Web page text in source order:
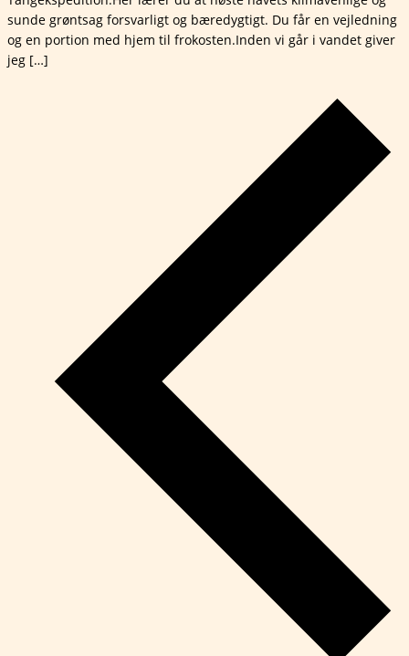
sunde grøntsag forsvarligt og bæredygtigt. Du får en vejledning
og en portion med hjem til frokosten.Inden vi går i vandet giver
jeg […]